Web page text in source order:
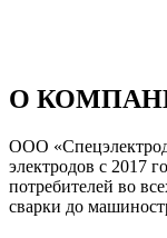
О
ООО «Спецэлектрод
электродов с 2017
потребителей во
сварки до